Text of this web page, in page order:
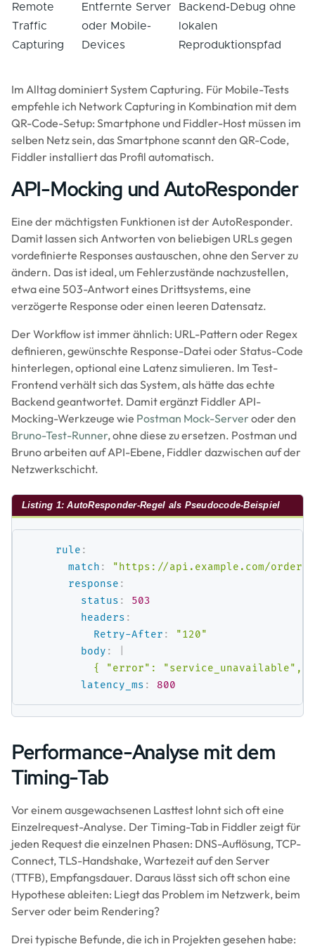
Remote
Traffic
Capturing
Entfernte Server
oder Mobile-
Devices
Backend-Debug ohne
lokalen
Reproduktionspfad
Im Alltag dominiert System Capturing. Für Mobile-Tests
empfehle ich Network Capturing in Kombination mit dem
QR-Code-Setup: Smartphone und Fiddler-Host müssen im
selben Netz sein, das Smartphone scannt den QR-Code,
Fiddler installiert das Profil automatisch.
API-Mocking und AutoResponder
Eine der mächtigsten Funktionen ist der AutoResponder.
Damit lassen sich Antworten von beliebigen URLs gegen
vordefinierte Responses austauschen, ohne den Server zu
ändern. Das ist ideal, um Fehlerzustände nachzustellen,
etwa eine 503-Antwort eines Drittsystems, eine
verzögerte Response oder einen leeren Datensatz.
Der Workflow ist immer ähnlich: URL-Pattern oder Regex
definieren, gewünschte Response-Datei oder Status-Code
hinterlegen, optional eine Latenz simulieren. Im Test-
Frontend verhält sich das System, als hätte das echte
Backend geantwortet. Damit ergänzt Fiddler API-
Mocking-Werkzeuge wie Postman Mock-Serveroder den
Bruno-Test-Runner, ohne diese zu ersetzen. Postman und
Bruno arbeiten auf API-Ebene, Fiddler dazwischen auf der
Netzwerkschicht.
Listing 1: AutoResponder-Regel als Pseudocode-Beispiel
rule :
match :
"https://api.example.com/
response :
status :
503
headers :
Retry-After :
"120"
body :
{ "error": "service_unavailable",
latency_ms : 800
Performance-Analyse mit dem
Timing-Tab
Vor einem ausgewachsenen Lasttest lohnt sich oft eine
Einzelrequest-Analyse. Der Timing-Tab in Fiddler zeigt für
jeden Request die einzelnen Phasen: DNS-Auflösung, TCP-
Connect, TLS-Handshake, Wartezeit auf den Server
(TTFB), Empfangsdauer. Daraus lässt sich oft schon eine
Hypothese ableiten: Liegt das Problem im Netzwerk, beim
Server oder beim Rendering?
Drei typische Befunde, die ich in Projekten gesehen habe: